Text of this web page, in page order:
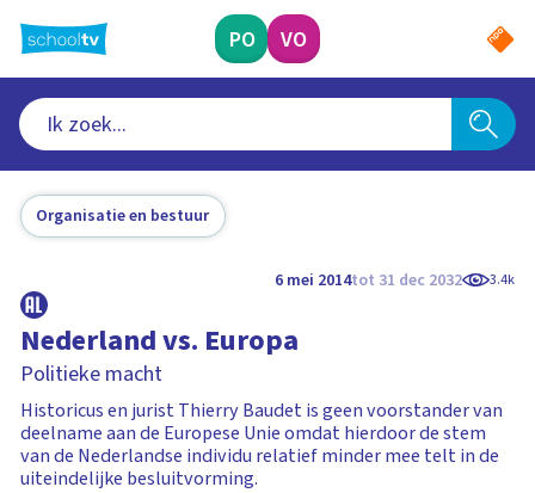
naar
hoofdinhoud
PO VO
Organisatie en bestuur
6 mei 2014tot 31 dec 2032 3.4k
Nederland vs. Europa
Politieke macht
Historicus en jurist Thierry Baudet is geen voorstander van
deelname aan de Europese Unie omdat hierdoor de stem
van de Nederlandse individu relatief minder mee telt in de
uiteindelijke besluitvorming.